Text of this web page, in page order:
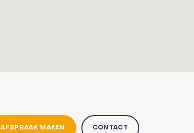
AFSPRAAK MAKEN CONTACT